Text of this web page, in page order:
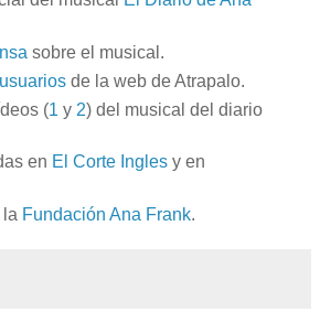
sobre el musical.
de la webdeAtrapalo.
(1 y 2) del musical del diario
en El Corte Inglesy en
Fundación Ana Frank.